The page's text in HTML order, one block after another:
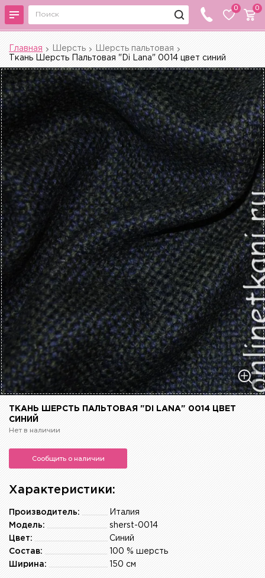
0 0
Главная Шерсть
Шерсть пальтовая
Ткань Шерсть Пальтовая "Di Lana" 0014 цвет синий
ТКАНЬ ШЕРСТЬ ПАЛЬТОВАЯ "DI LANA" 0014 ЦВЕТ
СИНИЙ
Нет в наличии
Сообщить о наличии
Характеристики:
Италия
Производитель:
sherst-0014
Модель:
Синий
Цвет:
100 % шерсть
Состав:
150 см
Ширина: